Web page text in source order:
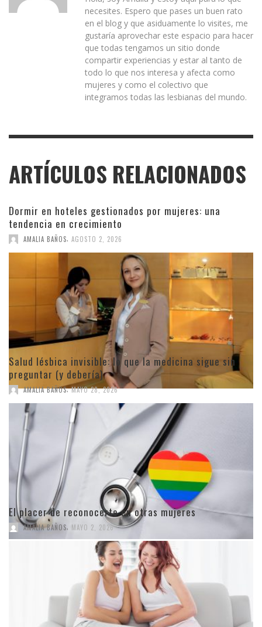
necesites. Espero que pases un buen rato
en el blog y que asiduamente lo visites, me
gustaría aprovechar este espacio para hacer
que todas tengamos un sitio donde
compartir experiencias y estar al tanto de
todo lo que nos interesa y afecta como
mujeres y como el colectivo que
integramos todas las lesbianas del mundo.
ARTÍCULOS RELACIONADOS
Dormir en hoteles gestionados por mujeres: una
tendencia en crecimiento
AMALIA BAÑOS AGOSTO 2, 2026
Salud lésbica invisible: lo que la medicina sigue sin
preguntar (y debería)
AMALIA BAÑOS, MAYO 28, 2026
El placer de reconocerte en otras mujeres
AMALIA BAÑOS MAYO 2, 2026